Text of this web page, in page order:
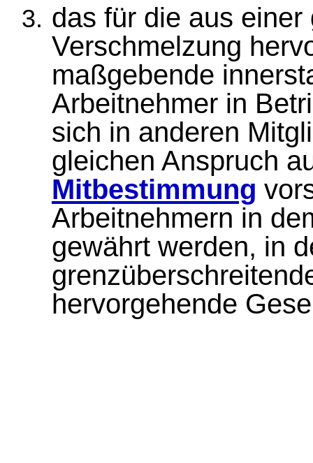
das für die aus
Verschmelzung
maßgebende
Arbeitnehmer in
sich in anderen
gleichen Anspruch
Mitbestimmung
Arbeitnehmern in
gewährt werden, in
hervorgehende